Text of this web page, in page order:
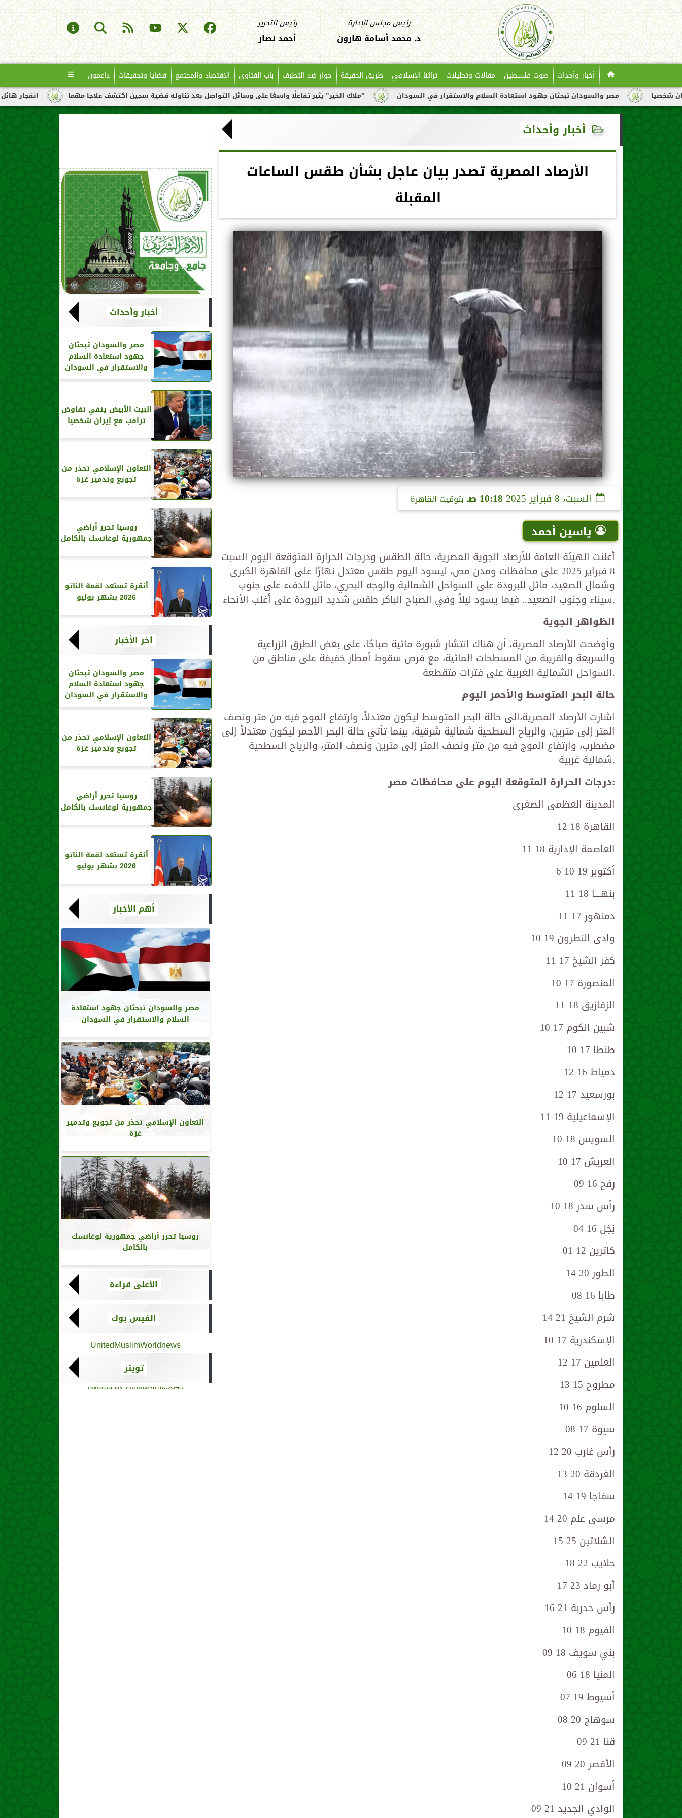
رئيس مجلس الإدارة
د. محمد أسامة هارون
رئيس التحرير
أحمد نصار
أخبار وأحداث صوت فلسطين مقالات وتحليلات تراثنا الإسلامي طريق الحقيقة حوار ضد التطرف باب الفتاوى الاقتصاد والمجتمع قضايا وتحقيقات داعمون
انفجار هائل لناقلة نفط قبالة ”ملاك الخير” يثير تفاعلًا واسعًا على وسائل التواصل بعد تناوله قضية سجين اكتشف علاجا مهما مصر والسودان تبحثان جهود استعادة السلام والاستقرار في السودان
أخبار وأحداث
الأرصاد المصرية تصدر بيان عاجل بشأن طقس الساعات
المقبلة
السبت، 8 فبراير 2025 10:18 صـ بتوقيت القاهرة
ياسين أحمد
أعلنت الهيئة العامة للأرصاد الجوية المصرية، حالة الطقس ودرجات الحرارة المتوقعة اليوم السبت
8 فبراير 2025 على محافظات ومدن مص، ليسود اليوم طقس معتدل نهارًا على القاهرة الكبرى
وشمال الصعيد، مائل للبرودة على السواحل الشمالية والوجه البحري، مائل للدفء على جنوب
سيناء وجنوب الصعيد.. فيما يسود ليلاً وفي الصباح الباكر طقس شديد البرودة على أغلب الأنحاء.
الظواهر الجوية
وأوضحت الأرصاد المصرية، أن هناك انتشار شبورة مائية صباحًا، على بعض الطرق الزراعية
والسريعة والقريبة من المسطحات المائية، مع فرص سقوط أمطار خفيفة على مناطق من
السواحل الشمالية الغربية على فترات متقطعة.
حالة البحر المتوسط والأحمر اليوم
اشارت الأرصاد المصرية،الى حالة البحر المتوسط ليكون معتدلاً، وارتفاع الموج فيه من متر ونصف
المتر إلى مترين، والرياح السطحية شمالية شرقية، بينما تأتي حالة البحر الأحمر ليكون معتدلاً إلى
مضطرب، وارتفاع الموج فيه من متر ونصف المتر إلى مترين ونصف المتر، والرياح السطحية
شمالية غربية.
درجات الحرارة المتوقعة اليوم على محافظات مصر:
المدينة العظمى الصغرى
القاهرة 18 12
العاصمة الإدارية 18 11
6 أكتوبر 19 10
بنهــــا 18 11
دمنهور 17 11
وادى النطرون 19 10
كفر الشيخ 17 11
المنصورة 17 10
الزقازيق 18 11
شبين الكوم 17 10
طنطا 17 10
دمياط 16 12
بورسعيد 17 12
الإسماعيلية 19 11
السويس 18 10
العريش 17 10
رفح 16 09
رأس سدر 18 10
نِخِل 16 04
كاترين 12 01
الطور 20 14
طابا 16 08
شرم الشيخ 21 14
الإسكندرية 17 10
العلمين 17 12
مطروح 15 13
السلوم 16 10
سيوة 17 08
رأس غارب 20 12
الغردقة 20 13
سفاجا 19 14
مرسى علم 20 14
الشلاتين 25 15
حلايب 22 18
أبو رماد 23 17
رأس حدربة 21 16
الفيوم 18 10
بني سويف 18 09
المنيا 18 06
أسيوط 19 07
سوهاج 20 08
قنا 21 09
الأقصر 20 09
أسوان 21 10
الوادي الجديد 21 09
أخبار وأحداث
مصر والسودان تبحثان
جهود استعادة السلام
والاستقرار في السودان
البيت الأبيض ينفي تفاوض
ترامب مع إيران شخصيا
التعاون الإسلامي تحذر من
تجويع وتدمير غزة
روسيا تحرر أراضي
جمهورية لوغانسك بالكامل
أنقرة تستعد لقمة الناتو
2026 بشهر يوليو
آخر الأخبار
مصر والسودان تبحثان
جهود استعادة السلام
والاستقرار في السودان
التعاون الإسلامي تحذر من
تجويع وتدمير غزة
روسيا تحرر أراضي
جمهورية لوغانسك بالكامل
أنقرة تستعد لقمة الناتو
2026 بشهر يوليو
أهم الأخبار
مصر والسودان تبحثان جهود استعادة
السلام والاستقرار في السودان
التعاون الإسلامي تحذر من تجويع وتدمير
غزة
روسيا تحرر أراضي جمهورية لوغانسك
بالكامل
الأعلى قراءة
الفيس بوك
UnitedMuslimWorldnews
تويتر
Tweets by AthadAlm69641